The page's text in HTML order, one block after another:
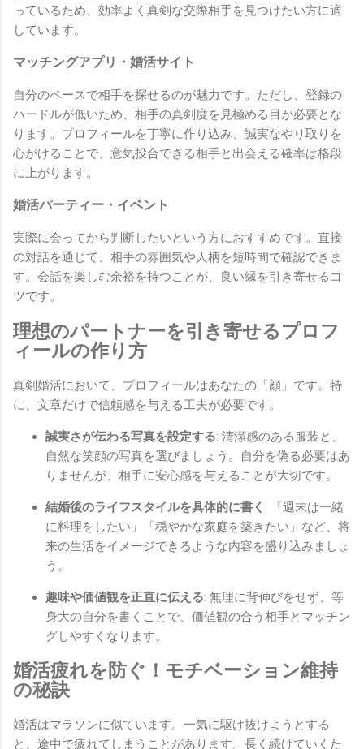
っているため、効率よく真剣な交際相手を見つけたい方に適
しています。
マッチングアプリ・婚活サイト
自分のペースで相手を探せるのが魅力です。ただし、登録の
ハードルが低いため、相手の真剣度を見極める目が必要とな
ります。プロフィールを丁寧に作り込み、誠実なやり取りを
心がけることで、意気投合できる相手と出会える確率は格段
に上がります。
婚活パーティー・イベント
実際に会ってから判断したいという方におすすめです。直接
の対話を通じて、相手の雰囲気や人柄を短時間で確認できま
す。会話を楽しむ余裕を持つことが、良い縁を引き寄せるコ
ツです。
理想のパートナーを引き寄せるプロフ
ィールの作り方
真剣婚活において、プロフィールはあなたの「顔」です。特
に、文章だけで信頼感を与える工夫が必要です。
誠実さが伝わる写真を設定する: 清潔感のある服装と、
自然な笑顔の写真を選びましょう。自分を偽る必要はあ
りませんが、相手に安心感を与えることが大切です。
結婚後のライフスタイルを具体的に書く : 「週末は一緒
に料理をしたい」「穏やかな家庭を築きたい」など、将
来の生活をイメージできるような内容を盛り込みましょ
う。
趣味や価値観を正直に伝える: 無理に背伸びをせず、等
身大の自分を書くことで、価値観の合う相手とマッチン
グしやすくなります。
婚活疲れを防ぐ！モチベーション維持
の秘訣
婚活はマラソンに似ています。一気に駆け抜けようとする
と、途中で疲れてしまうことがあります。長く続けていくた